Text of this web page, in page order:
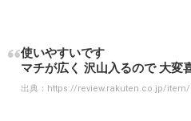
使いやすいです
マチが広く 沢山入るので 大変
出典： https://review.rakuten.co.jp/item/